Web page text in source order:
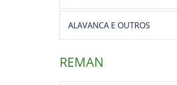
ALAVANCA E OUTROS
REMAN